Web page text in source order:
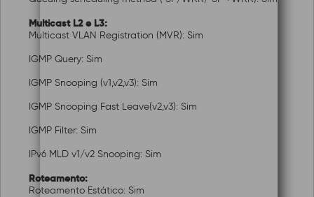
Multicast L2 e L3:
Multicast VLAN Registration (MVR): Sim
IGMP Query: Sim
IGMP Snooping (v1,v2,v3): Sim
IGMP Snooping Fast Leave(v2,v3): Sim
IGMP Filter: Sim
IPv6 MLD v1/v2 Snooping: Sim
Roteamento:
Roteamento Estático: Sim